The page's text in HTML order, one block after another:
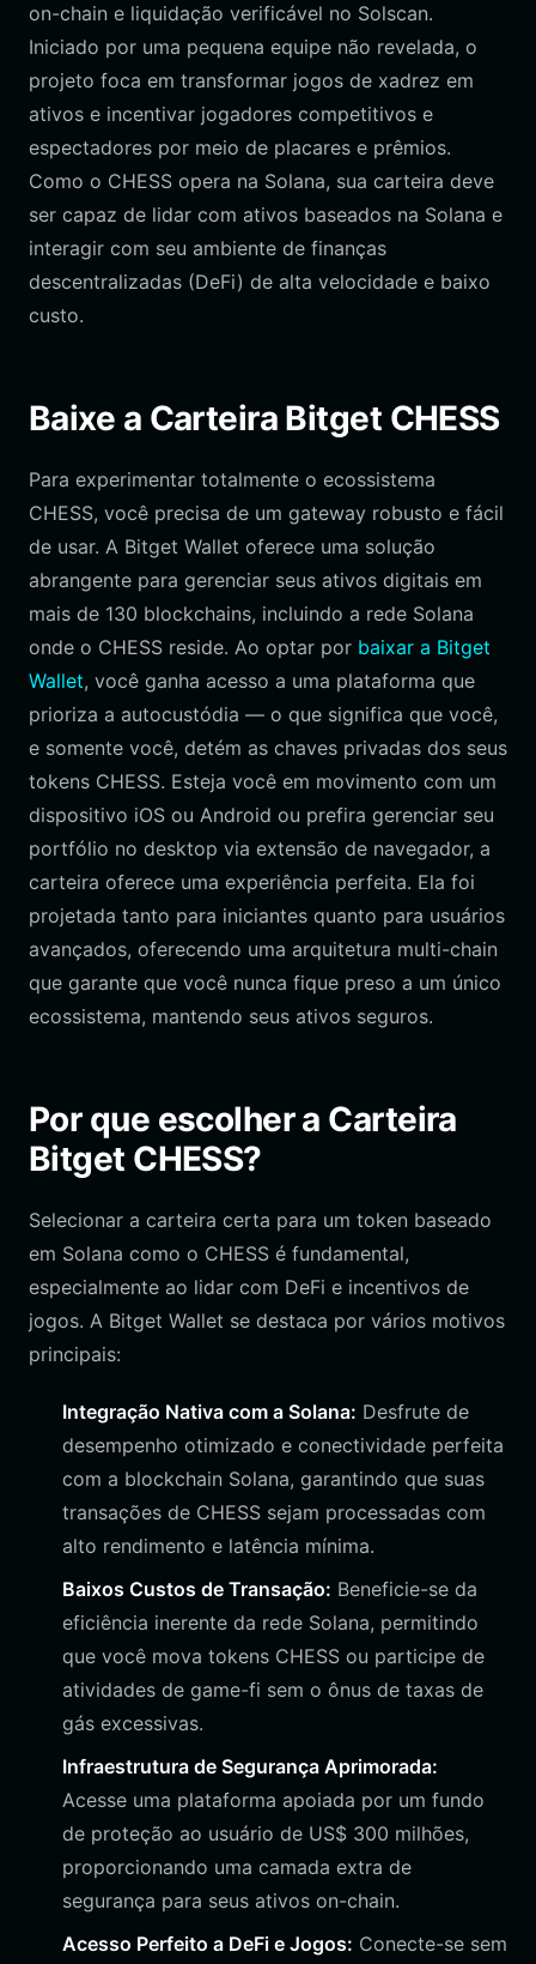
on-chain e liquidação verificável no Solscan.
Iniciado por uma pequena equipe não revelada, o
projeto foca em transformar jogos de xadrez em
ativos e incentivar jogadores competitivos e
espectadores por meio de placares e prêmios.
Como o CHESS opera na Solana, sua carteira deve
ser capaz de lidar com ativos baseados na Solana e
interagir com seu ambiente de finanças
descentralizadas (DeFi) de alta velocidade e baixo
custo.
Baixe a Carteira Bitget CHESS
Para experimentar totalmente o ecossistema
CHESS, você precisa de um gateway robusto e fácil
de usar. A Bitget Wallet oferece uma solução
abrangente para gerenciar seus ativos digitais em
mais de 130 blockchains, incluindo a rede Solana
onde o CHESS reside. Ao optar por baixar a Bitget
Wallet, você ganha acesso a uma plataforma que
prioriza a autocustódia — o que significa que você,
e somente você, detém as chaves privadas dos seus
tokens CHESS. Esteja você em movimento com um
dispositivo iOS ou Android ou prefira gerenciar seu
portfólio no desktop via extensão de navegador, a
carteira oferece uma experiência perfeita. Ela foi
projetada tanto para iniciantes quanto para usuários
avançados, oferecendo uma arquitetura multi-chain
que garante que você nunca fique preso a um único
ecossistema, mantendo seus ativos seguros.
Por que escolher a Carteira
Bitget CHESS?
Selecionar a carteira certa para um token baseado
em Solana como o CHESS é fundamental,
especialmente ao lidar com DeFi e incentivos de
jogos. A Bitget Wallet se destaca por vários motivos
principais:
Integração Nativa com a Solana: Desfrute de
desempenho otimizado e conectividade perfeita
com a blockchain Solana, garantindo que suas
transações de CHESS sejam processadas com
alto rendimento e latência mínima.
Baixos Custos de Transação: Beneficie-se da
eficiência inerente da rede Solana, permitindo
que você mova tokens CHESS ou participe de
atividades de game-fi sem o ônus de taxas de
gás excessivas.
Infraestrutura de Segurança Aprimorada:
Acesse uma plataforma apoiada por um fundo
de proteção ao usuário de US$ 300 milhões,
proporcionando uma camada extra de
segurança para seus ativos on-chain.
Acesso Perfeito a DeFi e Jogos: Conecte-se sem